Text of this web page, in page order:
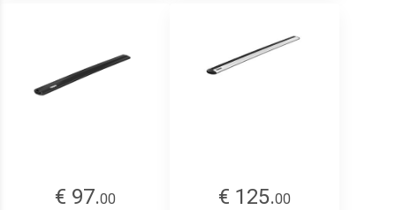
€ 97.00
€ 125.00